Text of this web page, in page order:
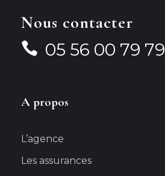
Nous contacter
05 56 00 79 79
A propos
L’agence
Les assurances